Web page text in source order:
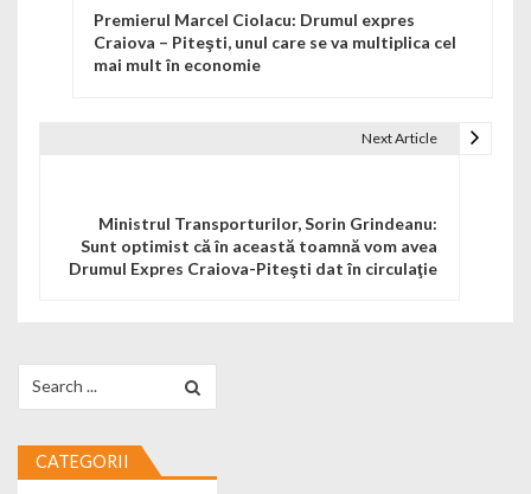
Premierul Marcel Ciolacu: Drumul expres
Craiova – Piteşti, unul care se va multiplica cel
mai mult în economie
Next Article
Ministrul Transporturilor, Sorin Grindeanu:
Sunt optimist că în această toamnă vom avea
Drumul Expres Craiova-Piteşti dat în circulaţie
CATEGORII